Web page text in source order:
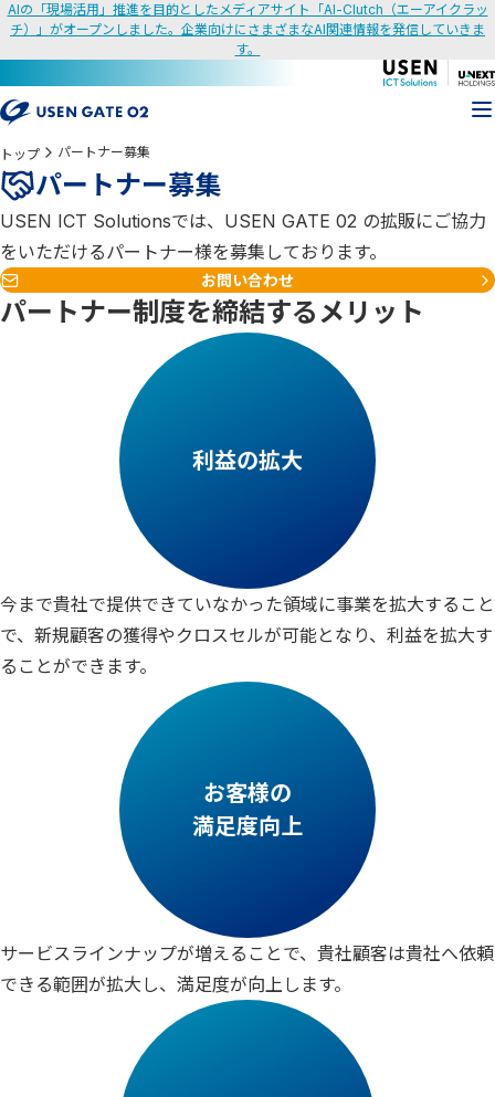
AIの「現場活用」推進を目的としたメディアサイト「AI-Clutch（エーアイクラッ
チ）」がオープンしました。企業向けにさまざまなAI関連情報を発信していきま
す。
トップ パートナー募集
パートナー募集
USEN ICT Solutionsでは、USEN GATE 02 の拡販にご協力
をいただけるパートナー様を募集しております。
お問い合わせ
パートナー制度を締結するメリット
利益の拡大
今まで貴社で提供できていなかった領域に事業を拡大すること
で、新規顧客の獲得やクロスセルが可能となり、利益を拡大す
ることができます。
お客様の
満足度向上
サービスラインナップが増えることで、貴社顧客は貴社へ依頼
できる範囲が拡大し、満足度が向上します。